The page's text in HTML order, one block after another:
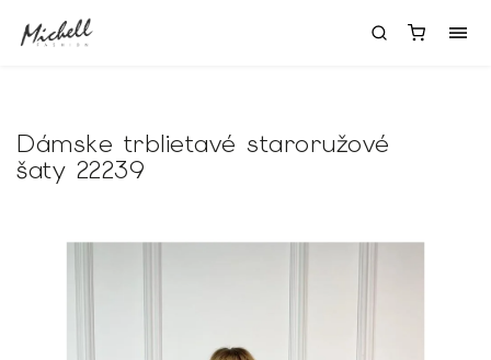
Dámske trblietavé staroružové
šaty 22239